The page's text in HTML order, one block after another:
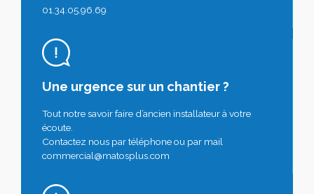
01.34.05.96.69
Une urgence sur un chantier ?
Tout notre savoir faire d’ancien installateur à votre
écoute.
Contactez nous par téléphone ou par mail
commercial@matosplus.com